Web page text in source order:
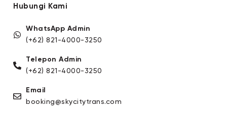
Hubungi Kami
WhatsApp Admin
(+62) 821-4000-3250
Telepon Admin
(+62) 821-4000-3250
Email
booking@skycitytrans.com